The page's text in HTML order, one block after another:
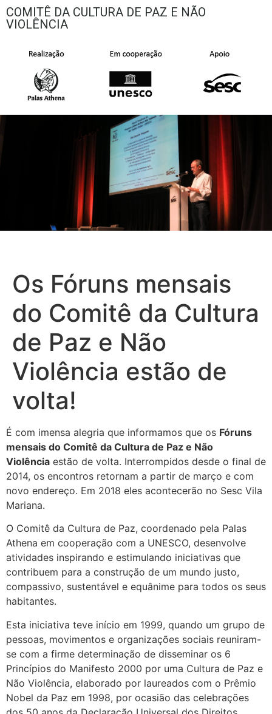
COMITÊ DA CULTURA DE PAZ E NÃO
VIOLÊNCIA
Os Fóruns mensais
do Comitê da Cultura
de Paz e Não
Violência estão de
volta!
É com imensa alegria que informamos que os Fóruns
mensais do Comitê da Cultura de Paz e Não
Violência estão de volta. Interrompidos desde o final de
2014, os encontros retornam a partir de março e com
novo endereço. Em 2018 eles acontecerão no Sesc Vila
Mariana.
O Comitê da Cultura de Paz, coordenado pela Palas
Athena em cooperação com a UNESCO, desenvolve
atividades inspirando e estimulando iniciativas que
contribuem para a construção de um mundo justo,
compassivo, sustentável e equânime para todos os seus
habitantes.
Esta iniciativa teve início em 1999, quando um grupo de
pessoas, movimentos e organizações sociais reuniram-
se com a firme determinação de disseminar os 6
Princípios do Manifesto 2000 por uma Cultura de Paz e
Não Violência, elaborado por laureados com o Prêmio
Nobel da Paz em 1998, por ocasião das celebrações